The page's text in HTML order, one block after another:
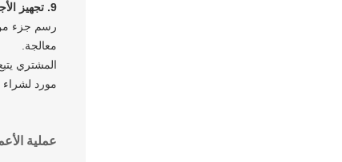
9. تجهيز الأجزاء وشراء الأجزاء القياسية:
رسم جزء من
معالجة.
المشتري
مورد لشراء
عملية